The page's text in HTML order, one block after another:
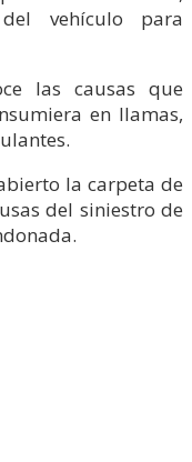
vehículo para
las causas que
en llamas,
la carpeta de
del siniestro de